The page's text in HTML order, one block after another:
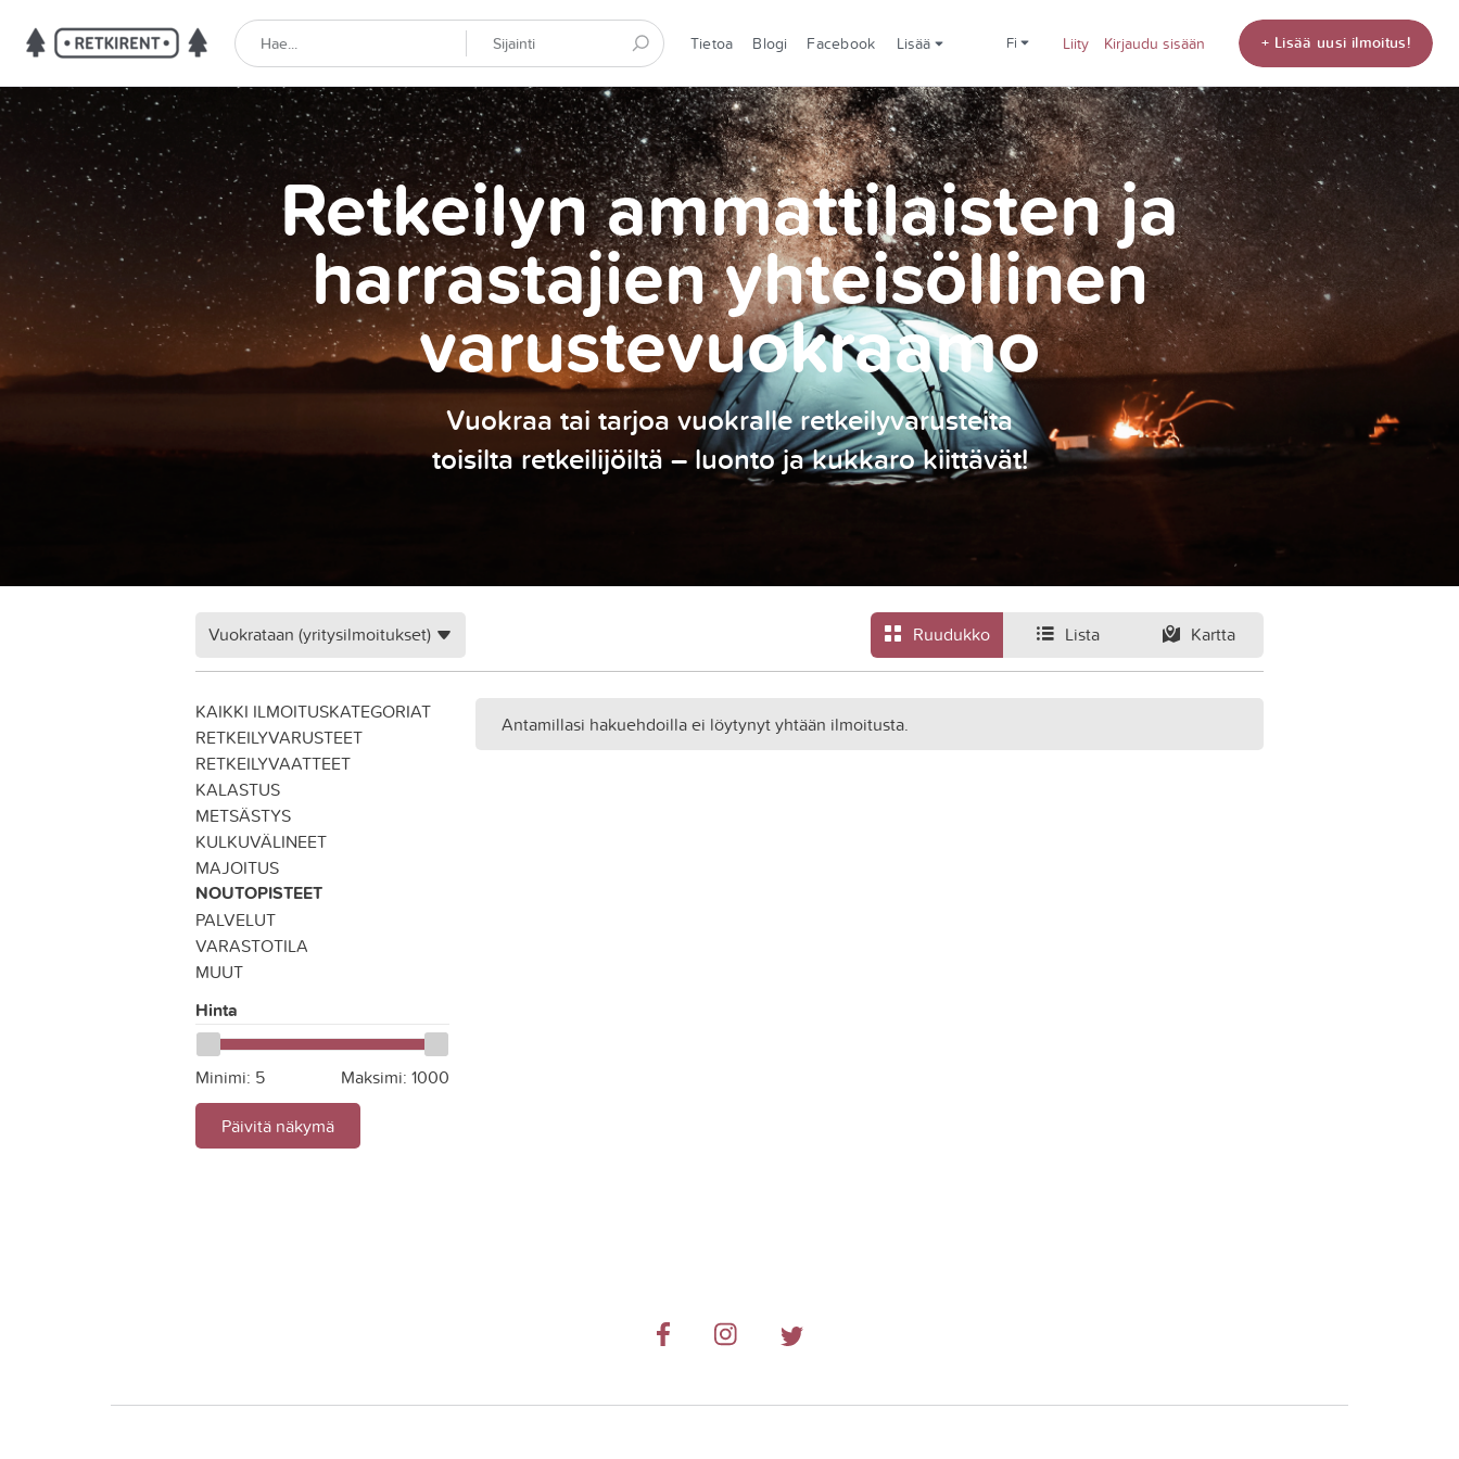
Tietoa Blogi Facebook Lisää fi Liity Kirjaudu sisään + Lisää uusi ilmoitus!
Retkeilyn ammattilaisten ja
harrastajien yhteisöllinen
varustevuokraamo
Vuokraa tai tarjoa vuokralle retkeilyvarusteita
toisilta retkeilijöiltä – luonto ja kukkaro kiittävät!
Ruudukko Lista Kartta
Vuokrataan (yritysilmoitukset)
KAIKKI ILMOITUSKATEGORIAT
RETKEILYVARUSTEET
RETKEILYVAATTEET
KALASTUS
METSÄSTYS
KULKUVÄLINEET
MAJOITUS
NOUTOPISTEET
PALVELUT
VARASTOTILA
MUUT
Hinta
Minimi: 5 Maksimi: 1000
Päivitä näkymä
Antamillasi hakuehdoilla ei löytynyt yhtään ilmoitusta.